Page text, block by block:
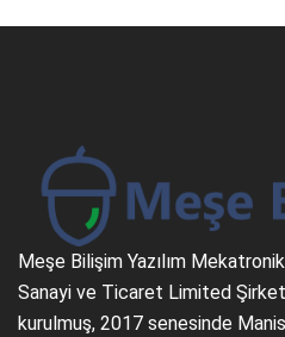
Meşe Bilişim Yazılım
Sanayi ve Ticaret Limited
kurulmuş, 2017 senesinde